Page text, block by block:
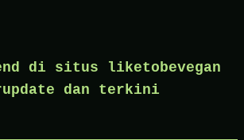
di situs liketobevegan
dan terkini